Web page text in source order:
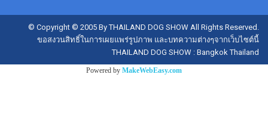
© Copyright © 2005 By THAILAND DOG SHOW All Rights Reserved.
ขอสงวนสิทธิ์ในการเผยแพร่รูปภาพ และบทความต่างๆจากเว็บไซต์นี้
THAILAND DOG SHOW : Bangkok Thailand
Powered by MakeWebEasy.com